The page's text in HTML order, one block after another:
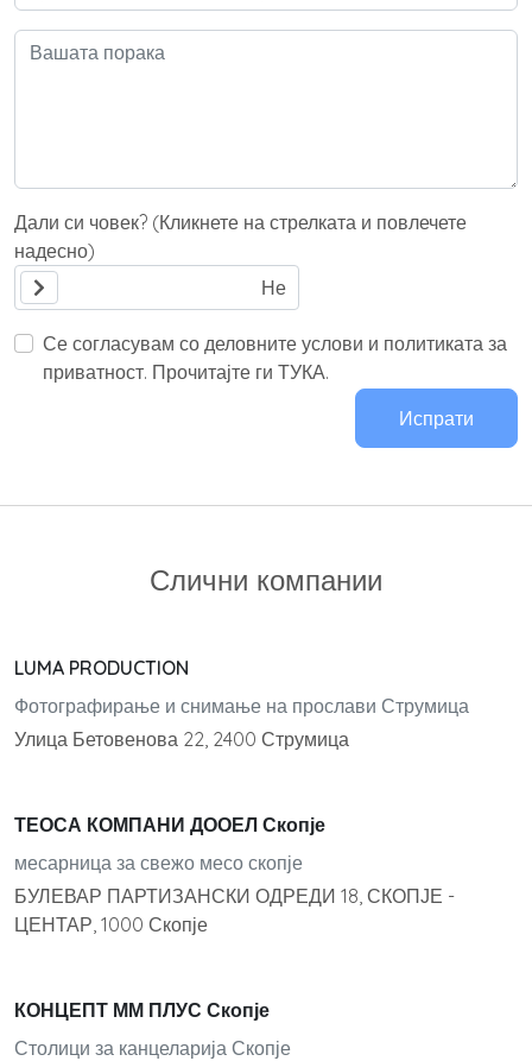
Дали си човек? (Кликнете на стрелката и повлечете
надесно)
Се согласувам со деловните услови и политиката за
приватност. Прочитајте ги ТУКА.
Испрати
Слични компании
LUMA PRODUCTION
Фотографирање и снимање на прослави Струмица
Улица Бетовенова 22, 2400 Струмица
ТЕОСА КОМПАНИ ДООЕЛ Скопје
месарница за свежо месо скопје
БУЛЕВАР ПАРТИЗАНСКИ ОДРЕДИ 18, СКОПЈЕ -
ЦЕНТАР, 1000 Скопје
КОНЦЕПТ ММ ПЛУС Скопје
Столици за канцеларија Скопје